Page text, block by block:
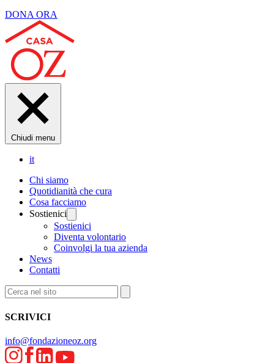
DONA ORA
Chiudi menu
it
Chi siamo
Quotidianità che cura
Cosa facciamo
Sostienici
Sostienici
Diventa volontario
Coinvolgi la tua azienda
News
Contatti
SCRIVICI
info@fondazioneoz.org